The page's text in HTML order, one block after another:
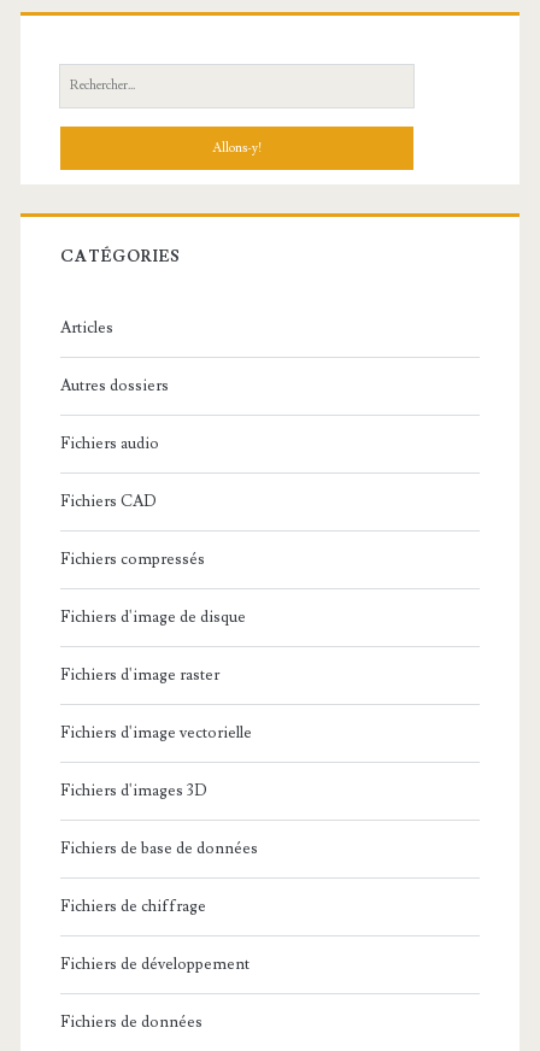
R
e
h
r
c
:
CATÉGORIES
Articles
Autres dossiers
Fichiers audio
Fichiers CAD
Fichiers compressés
Fichiers d'image de disque
Fichiers d'image raster
Fichiers d'image vectorielle
Fichiers d'images 3D
Fichiers de base de données
Fichiers de chiffrage
Fichiers de développement
Fichiers de données